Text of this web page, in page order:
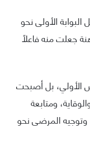
الأولى نحو
جعلت منه فاعلاً
الأولي، بل أصبحت
ومتابعة
وتوجيه المرضى نحو